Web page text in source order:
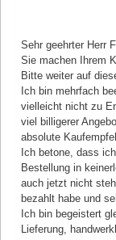
Sehr geehrter Herr
Sie machen Ihrem
Bitte weiter auf
Ich bin mehrfach
vielleicht nicht zu
viel billigerer
absolute
Ich betone, dass
Bestellung in
auch jetzt nicht
bezahlt habe und
Ich bin begeistert
Lieferung,